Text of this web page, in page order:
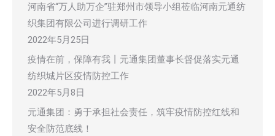
河南省“万人助万企”驻郑州市领导小组莅临河南元通纺
织集团有限公司进行调研工作
2022年5月25日
疫情在前，保障有我丨元通集团董事长督促落实元通
纺织城片区疫情防控工作
2022年5月8日
元通集团：勇于承担社会责任，筑牢疫情防控红线和
安全防范底线！